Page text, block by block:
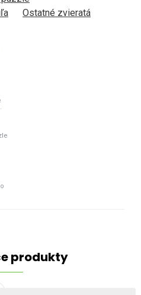
Ostatné zvieratá
produkty